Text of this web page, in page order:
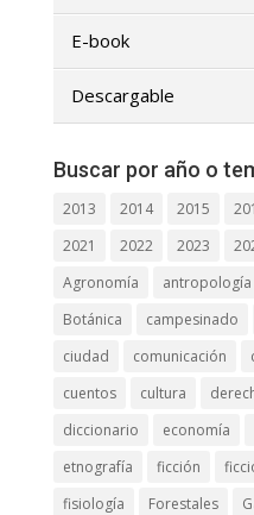
E-book
Descargable
Buscar por año o
2013 2014 2015
2021
2022 2023
Agronomía
antropología
Botánica
campesinado
ciudad
comunicación
cuentos
cultura
diccionario
economía
etnografía
ficción
fisiología
Forestales